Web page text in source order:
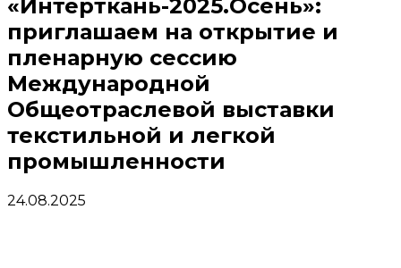
«Интерткань-2025.Осень»:
приглашаем на открытие и
пленарную сессию
Международной
Общеотраслевой выставки
текстильной и легкой
промышленности
24.08.2025